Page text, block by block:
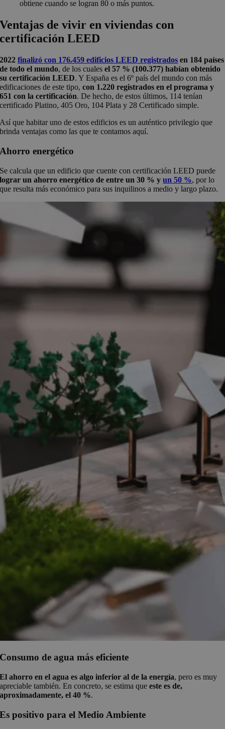
obtiene cuando se logran 80 o más puntos.
Ventajas de vivir en viviendas con
certificación LEED
2022 finalizó con 176.459 edificios LEED registrados en 184 países
de todo el mundo, de los cualesel 57 % (100.377) habían obtenido
su certificación LEED. Y España es el 6º país del mundo con más
edificaciones de este tipo,con 1.220 registrados en el programa y
651 con la certificación. De hecho, de estos últimos, 114 tenían
certificado Platino, 405 Oro, 104 Plata y 28 Certificado simple.
Así que habitar uno de estos edificios es un auténtico privilegio que
brinda ventajas como las que te contamos aquí.
Ahorro energético
Se calcula que un edificio que cuente con certificación LEED puede
lograr un ahorro energético de entre un 30 % yun 50 %, por lo
que resulta más económico para sus inquilinos a medio y largo plazo.
Consumo de agua más eficiente
El ahorro en el agua es algo inferior al de la energía, pero es muy
apreciable también. En concreto, se estima queeste es de,
aproximadamente, el 40 %.
Es positivo para el Medio Ambiente